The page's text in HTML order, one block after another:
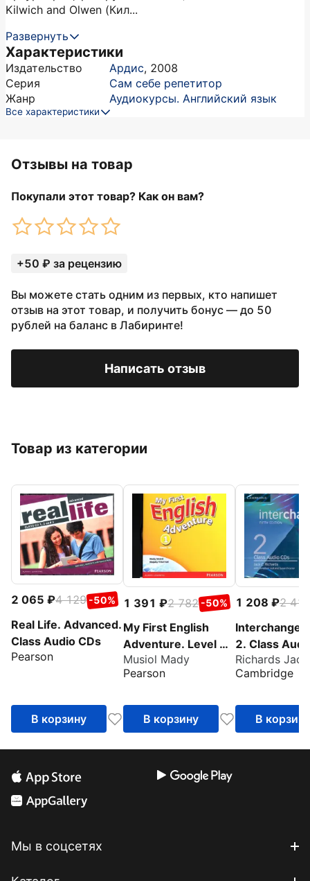
Kilwich and Olwen (Кил...
Развернуть
Характеристики
Издательство Ардис, 2008
Серия
Сам себе репетитор
Жанр
Аудиокурсы. Английский язык
Все характеристики
Отзывы на товар
Покупали этот товар? Как он вам?
+50 ₽ за рецензию
Вы можете стать одним из первых, кто напишет
отзыв на этот товар, и получить бонус — до 50
рублей на баланс в Лабиринте!
Написать отзыв
Товар из категории
2 065 4 129 -50%
Real Life. Advanced.
Class Audio CDs
Pearson
В корзину
1 391 2 782 -50%
My First English
Adventure. Level 1.
Class CD
Musiol Mady
Pearson
В корзину
1 208
2 416
Interchange.
2. Class
Richards
Cambridge
В корзину
Мы в соцсетях